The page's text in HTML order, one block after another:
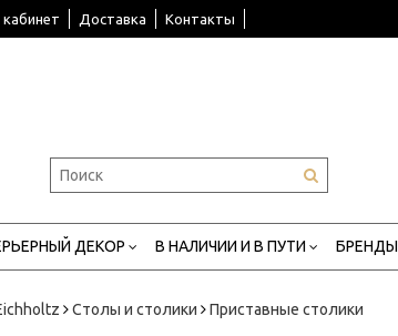
Доставка Контакты
ДЕКОР В НАЛИЧИИ И В ПУТИ БРЕНДЫ
Столы и столики Приставные столики